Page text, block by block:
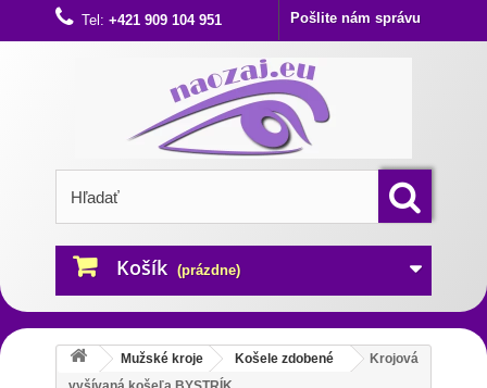
Pošlite nám správu
Tel: +421 909 104 951
Košík (prázdne)
Mužské kroje Košele zdobené
Krojová